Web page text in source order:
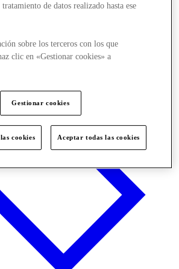
de datos realizado hasta ese
sobre los terceros con los que
clic en «Gestionar cookies» a
Gestionar cookies
cookies Aceptar todas las cookies